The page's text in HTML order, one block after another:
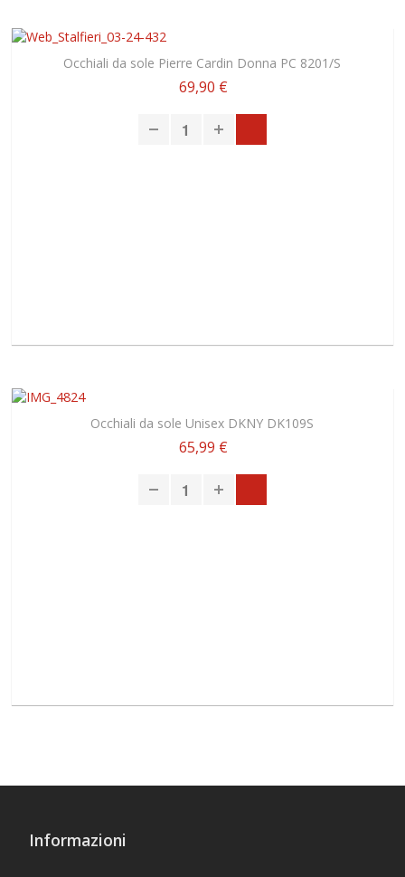
Occhiali da sole Pierre Cardin Donna PC 8201/S
69,90 €
Occhiali da sole Unisex DKNY DK109S
65,99 €
Informazioni